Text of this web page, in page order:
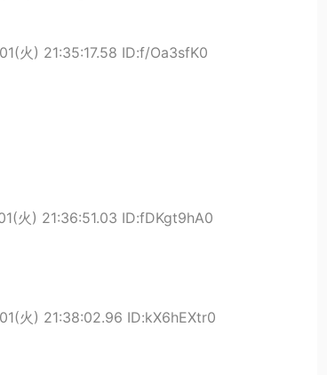
火) 21:35:17.58 ID:f/Oa3sfK0
火) 21:36:51.03 ID:fDKgt9hA0
火) 21:38:02.96 ID:kX6hEXtr0